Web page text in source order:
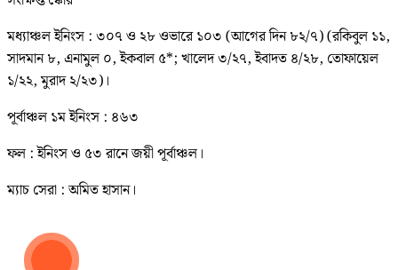
মধ্যাঞ্চল ইনিংস : ৩০৭ ও ২৮ ওভারে ১০৩ (আগের দিন ৮২/৭) (রকিবুল ১১,
সাদমান ৮, এনামুল ০, ইকবাল ৫*; খালেদ ৩/২৭, ইবাদত ৪/২৮, তোফায়েল
১/২২, মুরাদ ২/২৩)।
পূর্বাঞ্চল ১ম ইনিংস : ৪৬৩
ফল : ইনিংস ও ৫৩ রানে জয়ী পূর্বাঞ্চল।
ম্যাচ সেরা : অমিত হাসান।